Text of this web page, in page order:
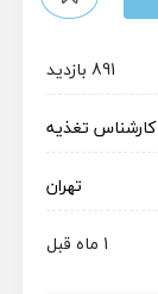
891 بازدید
کارشناس تغذیه
تهران
1 ماه قبل